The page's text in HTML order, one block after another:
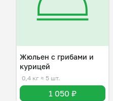
Жюльен с грибами и
курицей
0,4 кг ≈ 5 шт.
1 050 ₽